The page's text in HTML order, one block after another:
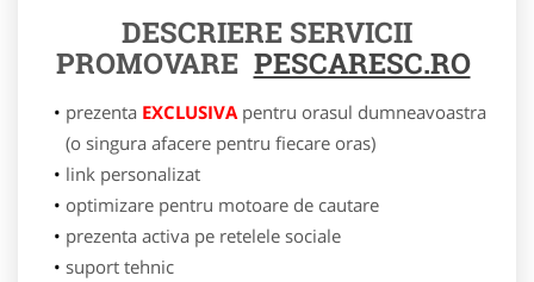
DESCRIERE SERVICII
PROMOVARE PESCARESC.RO
prezenta EXCLUSIVApentru orasul dumneavoastra
(o singura afacere pentru fiecare oras)
link personalizat
optimizare pentru motoare de cautare
prezenta activa pe retelele sociale
suport tehnic